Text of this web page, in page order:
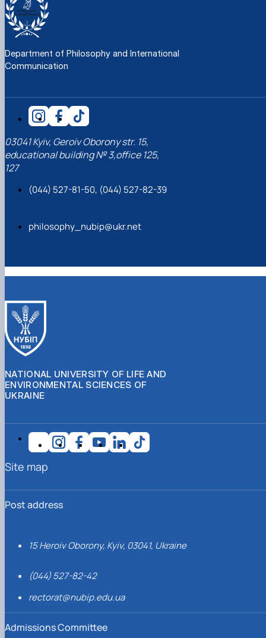
Department of Philosophy and International
Communication
03041 Kyiv, Geroiv Oborony str. 15,
educational building № 3,office 125,
127
(044) 527-81-50, (044) 527-82-39
philosophy_nubip@ukr.net
NATIONAL UNIVERSITY OF LIFE AND
ENVIRONMENTAL SCIENCES OF
UKRAINE
Post address
15 Heroiv Oborony, Kyiv, 03041, Ukraine
(044) 527-82-42
rectorat@nubip.edu.ua
Admissions Committee
Site map